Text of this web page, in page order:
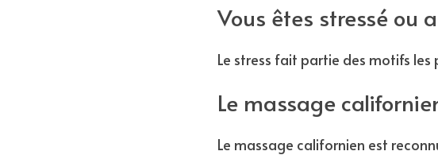
Vous êtes stressé ou
Le stress fait partie des motifs
Le massage
Le massage californien est